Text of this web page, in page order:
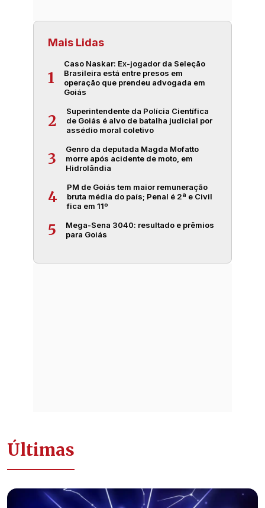
Mais Lidas
1
Caso Naskar: Ex-jogador da Seleção
Brasileira está entre presos em
operação que prendeu advogada em
Goiás
2
Superintendente da Polícia Científica
de Goiás é alvo de batalha judicial por
assédio moral coletivo
3
Genro da deputada Magda Mofatto
morre após acidente de moto, em
Hidrolândia
4
PM de Goiás tem maior remuneração
bruta média do país; Penal é 2ª e Civil
fica em 11º
5
Mega-Sena 3040: resultado e prêmios
para Goiás
Últimas